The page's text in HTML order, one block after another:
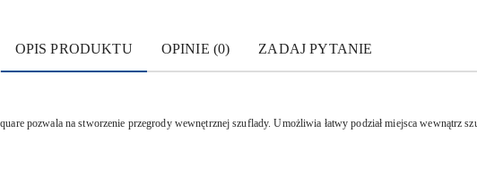
OPIS PRODUKTU OPINIE (0) ZADAJ PYTANIE
pozwala na stworzenie przegrody wewnętrznej szuflady.Umożliwia łatwy podział miejsca wewnątrz